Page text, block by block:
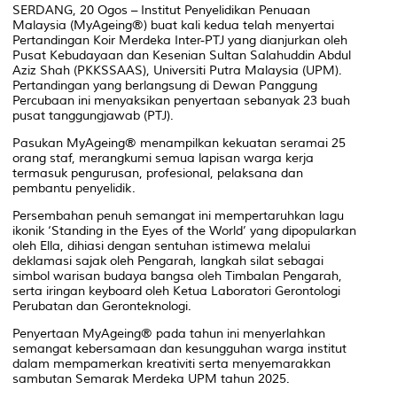
SERDANG, 20 Ogos – Institut Penyelidikan Penuaan
Malaysia (MyAgeing®) buat kali kedua telah menyertai
Pertandingan Koir Merdeka Inter-PTJ yang dianjurkan oleh
Pusat Kebudayaan dan Kesenian Sultan Salahuddin Abdul
Aziz Shah (PKKSSAAS), Universiti Putra Malaysia (UPM).
Pertandingan yang berlangsung di Dewan Panggung
Percubaan ini menyaksikan penyertaan sebanyak 23 buah
pusat tanggungjawab (PTJ).
Pasukan MyAgeing® menampilkan kekuatan seramai 25
orang staf, merangkumi semua lapisan warga kerja
termasuk pengurusan, profesional, pelaksana dan
pembantu penyelidik.
Persembahan penuh semangat ini mempertaruhkan lagu
ikonik ‘Standing in the Eyes of the World’ yang dipopularkan
oleh Ella, dihiasi dengan sentuhan istimewa melalui
deklamasi sajak oleh Pengarah, langkah silat sebagai
simbol warisan budaya bangsa oleh Timbalan Pengarah,
serta iringan keyboard oleh Ketua Laboratori Gerontologi
Perubatan dan Geronteknologi.
Penyertaan MyAgeing® pada tahun ini menyerlahkan
semangat kebersamaan dan kesungguhan warga institut
dalam mempamerkan kreativiti serta menyemarakkan
sambutan Semarak Merdeka UPM tahun 2025.